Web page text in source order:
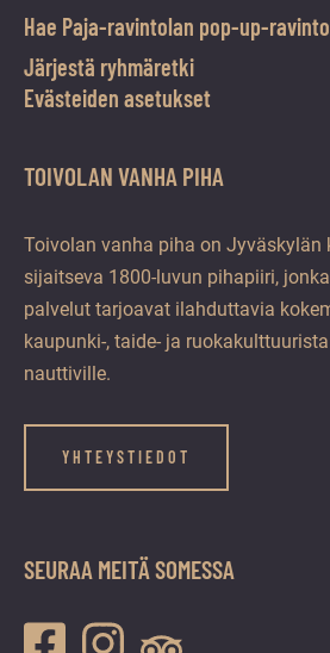
Hae Paja-ravintolan pop-up-
Järjestä ryhmäretki
Evästeiden asetukset
TOIVOLAN VANHA PIHA
Toivolan vanha piha on Jyväskylän
sijaitseva 1800-luvun pihapiiri,
palvelut tarjoavat ilahduttavia
kaupunki-, taide- ja
nauttiville.
YHTEYSTIEDOT
SEURAA MEITÄ SOMESSA